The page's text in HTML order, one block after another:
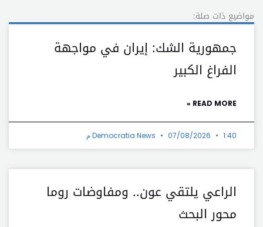
مواضيع ذات صلة:
جمهورية الشك: إيران في مواجهة
الفراغ الكبير
READ MORE »
Democratia News 07/08/2026 1:40 م
الراعي يلتقي عون.. ومفاوضات روما
محور البحث